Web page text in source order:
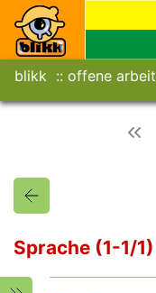
blikk offene
Sprache (1-1/1)